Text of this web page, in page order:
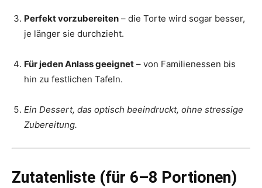
Perfekt vorzubereiten – die Torte wird sogar besser,
je länger sie durchzieht.
Für jeden Anlass geeignet – von Familienessen bis
hin zu festlichen Tafeln.
Ein Dessert, das optisch beeindruckt, ohne stressige
Zubereitung.
Zutatenliste (für 6–8 Portionen)